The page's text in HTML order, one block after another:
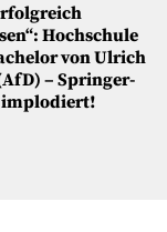
Hochschule
von Ulrich
– Springer-
implodiert!